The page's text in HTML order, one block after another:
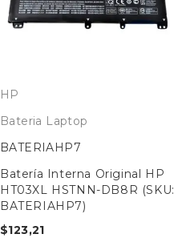
HP
Bateria Laptop
BATERIAHP7
Batería Interna Original HP
HT03XL HSTNN-DB8R (SKU:
BATERIAHP7)
$123,21